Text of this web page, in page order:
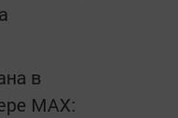
в
MАХ: